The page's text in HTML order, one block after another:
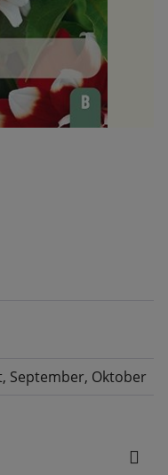
, September, Oktober